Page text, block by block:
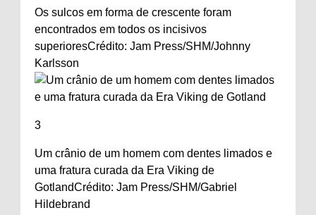
Os sulcos em forma de crescente foram
encontrados em todos os incisivos
superioresCrédito: Jam Press/SHM/Johnny
Karlsson
3
Um crânio de um homem com dentes limados e
uma fratura curada da Era Viking de
GotlandCrédito: Jam Press/SHM/Gabriel
Hildebrand